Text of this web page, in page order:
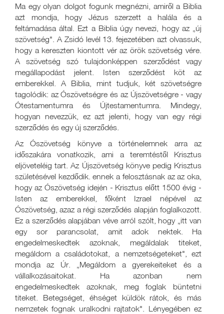
Ma egy olyan dolgot fogunk megnézni, amiről a Biblia
azt mondja, hogy Jézus szerzett a halála és a
feltámadása által. Ezt a Biblia úgy nevezi, hogy az „új
szövetség". A Zsidó levél 13. fejezetében azt olvassuk,
hogy a kereszten kiontott vér az örök szövetség vére.
A szövetség szó tulajdonképpen szerződést vagy
megállapodást jelent. Isten szerződést köt az
emberekkel. A Biblia, mint tudjuk, két szövetségre
tagolódik: az Ószövetségre és az Újszövetségre - vagy
Ótestamentumra és Újtestamentumra. Mindegy,
hogyan nevezzük, ez azt jelenti, hogy van egy régi
szerződés és egy új szerződés.
Az Ószövetség könyve a történelemnek arra az
időszakára vonatkozik, ami a teremtéstől Krisztus
eljöveteléig tart. Az Újszövetség könyve pedig Krisztus
születésével kezdődik. ennek a felosztásnak az az oka,
hogy az Ószövetség idején - Krisztus előtt 1500 évig -
Isten az emberekkel, főként Izrael népével az
Ószövetség, azaz a régi szerződés alapján foglalkozott.
Ez a szerződés alapjában véve arról szólt, hogy „itt van
egy sor parancsolat, amit adok nektek. Ha
engedelmeskedtek azoknak, megáldalak titeket,
megáldom a családotokat, a nemzetségeteket", ezt
mondja az Úr. „Megáldom a gyerekeiteket és a
vállalkozásaitokat. Ha azonban nem
engedelmeskedtek azoknak, meg foglak büntetni
titeket. Betegséget, éhséget küldök rátok, és más
nemzetek fognak uralkodni rajtatok". Lényegében ez